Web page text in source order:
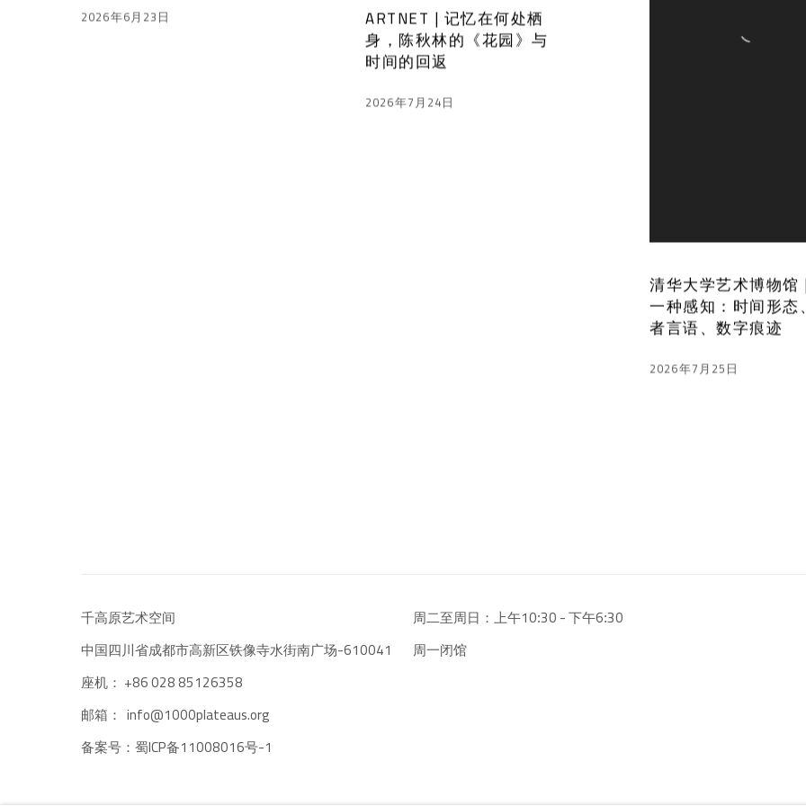
2026年6月23日 ARTNET | 记忆在何处栖
身，陈秋林的《花园》与
时间的回返
2026年7月24日
清华大学艺术博物
一种感知：时间形态
者言语、数字痕迹
2026年7月25日
千高原艺术空间
中国四川省成都市高新区铁像寺水街南广场-610041
座机： +86 028 85126358
邮箱： info@1000plateaus.org
备案号： 蜀ICP备11008016号-1
周二至周日：上午10:30 - 下午6:30
周一闭馆